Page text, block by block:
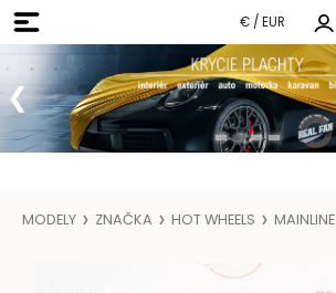
€ / EUR
MODELY ZNAČKA HOT WHEELS MAINLINE